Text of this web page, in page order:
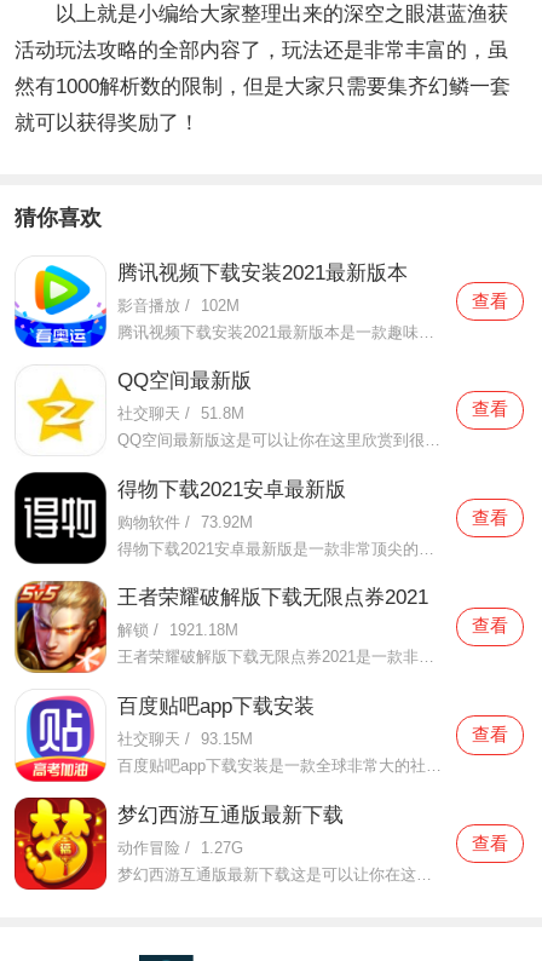
以上就是小编给大家整理出来的深空之眼湛蓝渔获
活动玩法攻略的全部内容了，玩法还是非常丰富的，虽
然有1000解析数的限制，但是大家只需要集齐幻鳞一套
就可以获得奖励了！
猜你喜欢
腾讯视频下载安装2021最新版本
影音播放 /
102M
查看
QQ空间最新版
社交聊天 / 51.8M
QQ空间最新版这是可以让你在这里欣赏到很多优质的内容欣赏体验的手机视频软件，在这里的内容有很多都是好友的动态，而且还有很多的互动功能可以让你跟好友之间的亲密度再次提升，大家在这里可以感受到很多优质的社交和很多有趣的心情分享，不仅可以跟人互动，这软件也是自己
查看
得物下载2021安卓最新版
购物软件 / 73.92M
查看
王者荣耀破解版下载无限点券2021
解锁 /
1921.18M
王者荣耀破解版下载无限点券2021是一款非常火热的手机游戏。在这款王者荣耀破解版下载无限点券2021中有着非常好用的辅助工具，在这里面你可以轻轻松松就获得点券的使用，而且还是可以无限使用的哦，完全没有受限制，只要你下载了这款王者荣耀破解版下载无限点券2021之后就可以
查看
百度贴吧app下载安装
社交聊天 / 93.15M
百度贴吧app下载安装是一款全球非常大的社交软件。在这款百度贴吧app下载安装里面汇聚了很多有共同兴趣的小伙伴们，在这里面有各种你会感兴趣的兴趣贴，同时你也会发现这里面有非常多的共同爱好的小伙伴，在这里面你还可以和他们一起玩耍，一起在帖子里畅所欲言，发挥你的脑
查看
梦幻西游互通版最新下载
动作冒险 /
1.27G
梦幻西游互通版最新下载这是可以让你在这里得到很多不一样的快乐互动内容的手机软件，不只是可以自由的去欣赏到很多不一样的欢乐内容，还有各种精彩的战斗模式可以给你全新的体验，大家在这里还可以自由的和很多的小伙伴们一起开心的进行各种战斗，进行有趣的开黑，感受到
查看